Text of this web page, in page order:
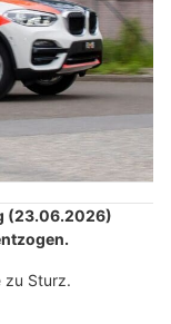
(23.06.2026)
zu Sturz.